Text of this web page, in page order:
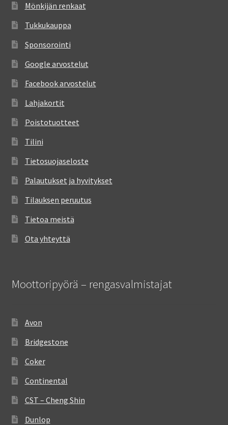
Mönkijän renkaat
Tukkukauppa
Sponsorointi
Google arvostelut
Facebook arvostelut
Lahjakortit
Poistotuotteet
Tilini
Tietosuojaseloste
Palautukset ja hyvitykset
Tilauksen peruutus
Tietoa meistä
Ota yhteyttä
Moottoripyörä – rengasvalmistajat
Avon
Bridgestone
Coker
Continental
CST – Cheng Shin
Dunlop